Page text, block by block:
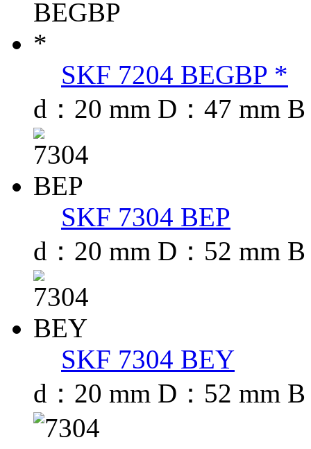
SKF 7204 BEGBP *
d：20 mm D：47 mm
SKF 7304 BEP
d：20 mm D：52 mm
SKF 7304 BEY
d：20 mm D：52 mm